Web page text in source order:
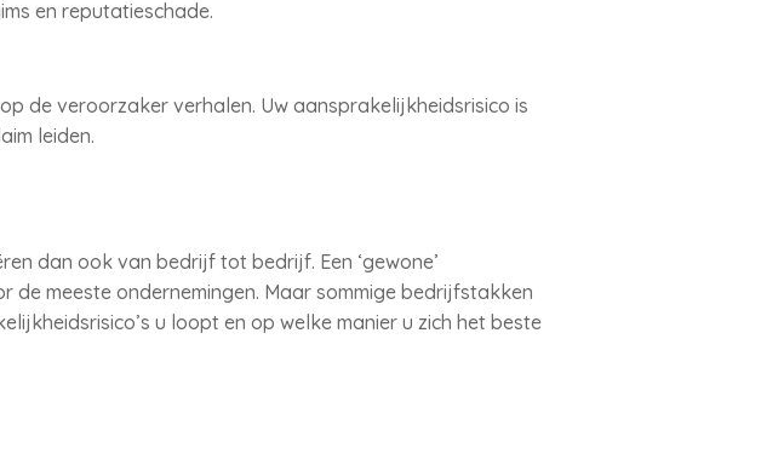
en reputatieschade.
de veroorzaker verhalen. Uw aansprakelijkheidsrisico is
leiden.
dan ook van bedrijf tot bedrijf. Een ‘gewone’
meeste ondernemingen. Maar sommige bedrijfstakken
u loopt en op welke manier u zich het beste